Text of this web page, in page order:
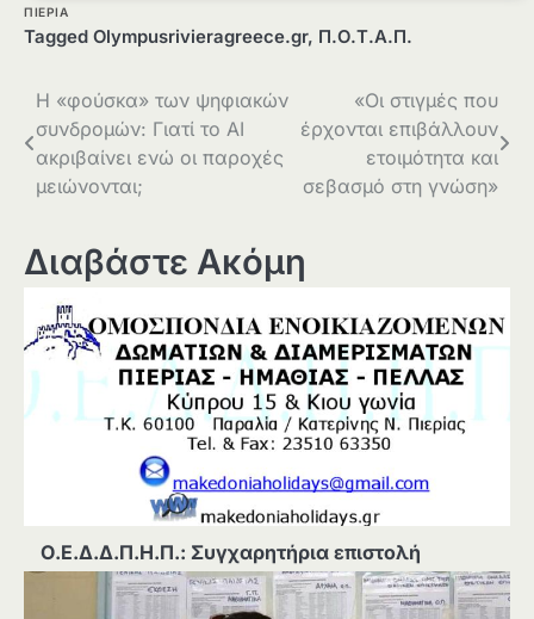
ΠΙΕΡΙΑ
Tagged Olympusrivieragreece.gr, Π.Ο.Τ.Α.Π.
Πλοήγηση
άρθρων
Η «φούσκα» των ψηφιακών
συνδρομών: Γιατί το AI
ακριβαίνει ενώ οι παροχές
μειώνονται;
«Οι στιγμές που
έρχονται επιβάλλουν
ετοιμότητα και
σεβασμό στη γνώση»
Διαβάστε Ακόμη
Ο.Ε.Δ.Δ.Π.Η.Π.: Συγχαρητήρια επιστολή